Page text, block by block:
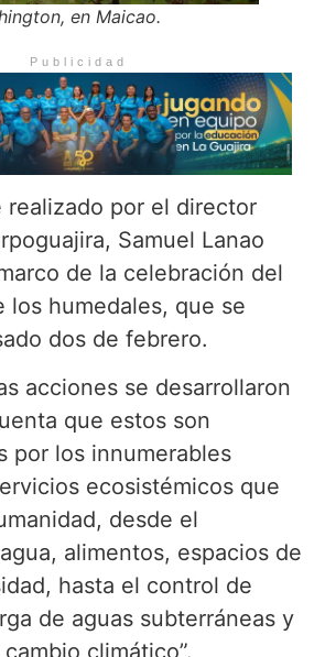
en Maicao.
Publicidad
realizado por el director
Samuel Lanao
de la celebración del
los humedales, que se
dos de febrero.
acciones se desarrollaron
que estos son
por los innumerables
ecosistémicos que
desde el
alimentos, espacios de
hasta el control de
de aguas subterráneas y
climático”.